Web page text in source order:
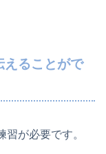
えることがで
が必要です。